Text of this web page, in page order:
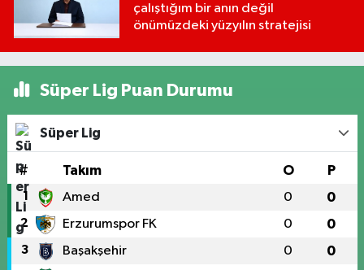
çalıştığım bir anın değil
önümüzdeki yüzyılın stratejisi
Süper Lig Puan Durumu
Süper Lig
# Takım O P
1 Amed 0 0
2 Erzurumspor FK 0 0
3 Başakşehir 0 0